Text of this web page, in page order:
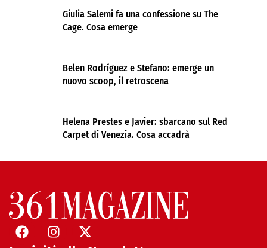
Giulia Salemi fa una confessione su The
Cage. Cosa emerge
Belen Rodríguez e Stefano: emerge un
nuovo scoop, il retroscena
Helena Prestes e Javier: sbarcano sul Red
Carpet di Venezia. Cosa accadrà